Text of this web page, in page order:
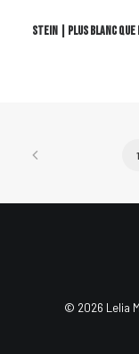
STEIN | PLUS BLANC QUE
1
© 2026 Lelia